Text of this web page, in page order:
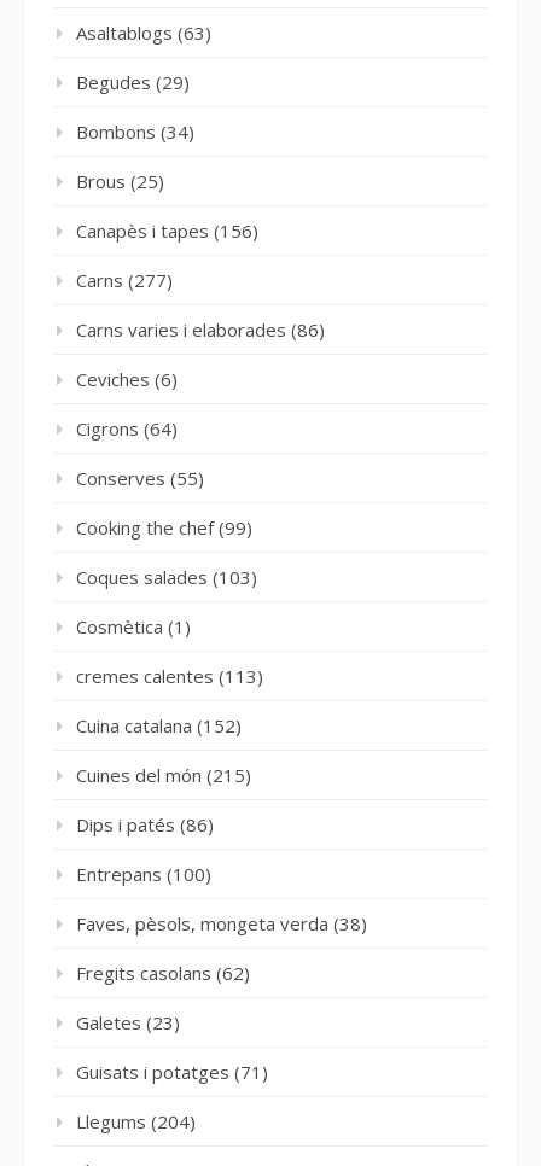
Asaltablogs (63)
Begudes (29)
Bombons (34)
Brous (25)
Canapès i tapes (156)
Carns (277)
Carns varies i elaborades (86)
Ceviches (6)
Cigrons (64)
Conserves (55)
Cooking the chef(99)
Coques salades (103)
Cosmètica (1)
cremes calentes (113)
Cuina catalana (152)
Cuines del món (215)
Dips i patés (86)
Entrepans (100)
Faves, pèsols, mongeta verda (38)
Fregits casolans (62)
Galetes (23)
Guisats i potatges (71)
Llegums (204)